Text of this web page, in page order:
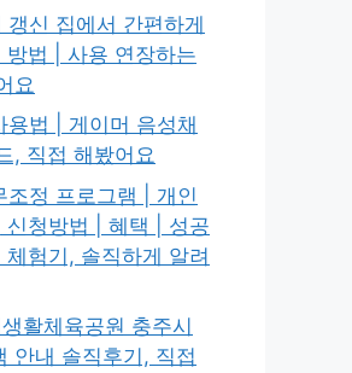
갱신 집에서 간편하게
방법 | 사용 연장하는
요
용법 | 게이머 음성채
, 직접 해봤어요
조정 프로그램 | 개인
신청방법 | 혜택 | 성공
험기, 솔직하게 알려
활체육공원 충주시
안내 솔직후기, 직접